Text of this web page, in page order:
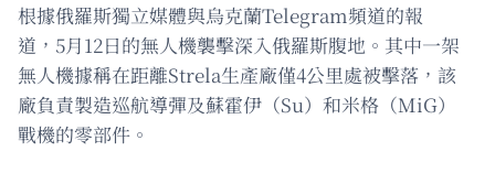
根據俄羅斯獨立媒體與烏克蘭Telegram頻道的報
道，5月12日的無人機襲擊深入俄羅斯腹地。其中一架
無人機據稱在距離Strela生產廠僅4公里處被擊落，該
廠負責製造巡航導彈及蘇霍伊（Su）和米格（MiG）
戰機的零部件。